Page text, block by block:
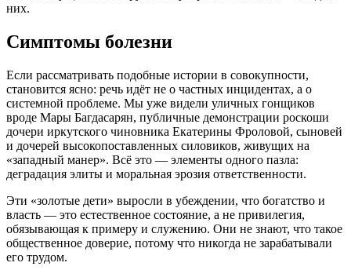
них.
Симптомы болезни
Если рассматривать подобные истории в совокупности,
становится ясно: речь идёт не о частных инцидентах, а о
системной проблеме. Мы уже видели уличных гонщиков
вроде Мары Багдасарян, публичные демонстрации роскоши
дочери иркутского чиновника Екатерины Фроловой, сыновей
и дочерей высокопоставленных силовиков, живущих на
«западный манер». Всё это — элементы одного пазла:
деградация элиты и моральная эрозия ответственности.
Эти «золотые дети» выросли в убеждении, что богатство и
власть — это естественное состояние, а не привилегия,
обязывающая к примеру и служению. Они не знают, что такое
общественное доверие, потому что никогда не зарабатывали
его трудом.